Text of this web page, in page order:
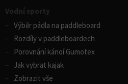
Vodní sporty
Výběr pádla na paddleboard
Rozdíly v paddleboardech
Porovnání kánoí Gumotex
Jak vybrat kajak
Zobrazit vše